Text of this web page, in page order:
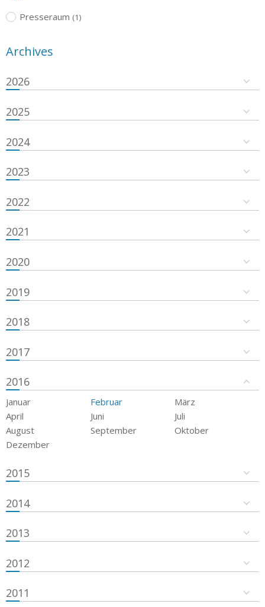
Presseraum (1)
Archives
2026
2025
2024
2023
2022
2021
2020
2019
2018
2017
2016
Januar Februar
März
April
Juni
Juli
August
September
Oktober
Dezember
2015
2014
2013
2012
2011